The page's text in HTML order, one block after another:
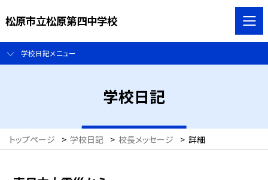
松原市立松原第四中学校
学校日記メニュー
学校日記
トップページ > 学校日記 > 校長メッセージ > 詳細